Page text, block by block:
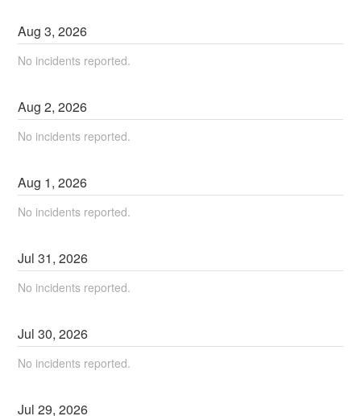
Aug3,2026
No incidents reported.
Aug2,2026
No incidents reported.
Aug 1,2026
No incidents reported.
Jul31,2026
No incidents reported.
Jul30,2026
No incidents reported.
Jul29,2026